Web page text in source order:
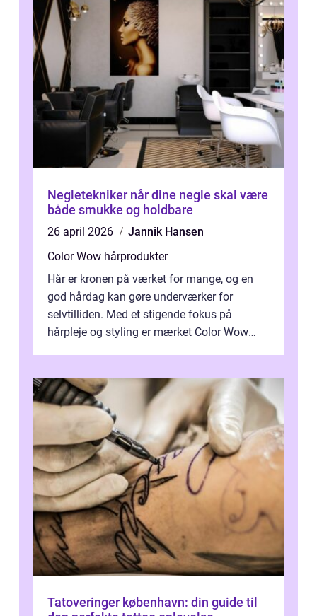
Negletekniker når dine negle skal være
både smukke og holdbare
26 april 2026
Jannik Hansen
Color Wow hårprodukter
Hår er kronen på værket for mange, og en
god hårdag kan gøre underværker for
selvtilliden. Med et stigende fokus på
hårpleje og styling er mærket Color Wow
Tatoveringer københavn: din guide til